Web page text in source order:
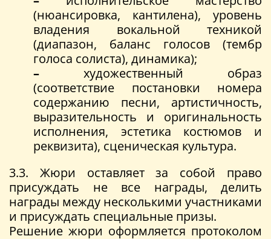
(нюансировка, кантилена), уровень
владения вокальной техникой
(диапазон, баланс голосов (тембр
голоса солиста), динамика);
– художественный образ
(соответствие постановки номера
содержанию песни, артистичность,
выразительность и оригинальность
исполнения, эстетика костюмов и
реквизита), сценическая культура.
3.3. Жюри оставляет за собой право
присуждать не все награды, делить
награды между несколькими участниками
и присуждать специальные призы.
Решение жюри оформляется протоколом